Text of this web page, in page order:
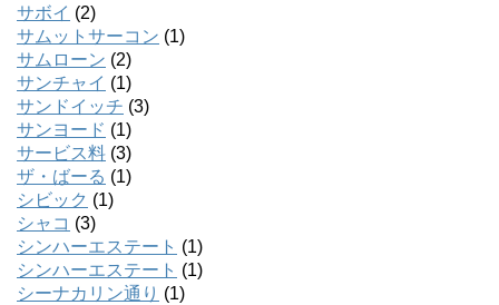
サボイ (2)
サムットサーコン (1)
サムローン (2)
サンチャイ (1)
サンドイッチ (3)
サンヨード (1)
サービス料 (3)
ザ・ばーる (1)
シビック (1)
シャコ (3)
シンハーエステート (1)
シンハーエステート (1)
シーナカリン通り (1)